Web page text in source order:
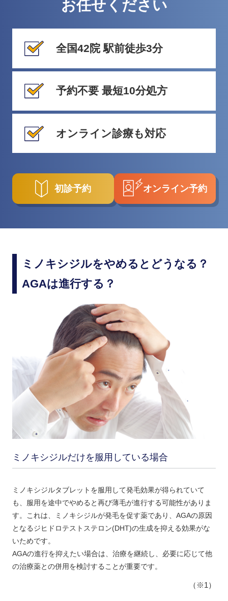
お任せください
全国42院 駅前徒歩3分
予約不要 最短10分処方
オンライン診療も対応
初診予約 オンライン予約
ミノキシジルをやめるとどうなる？
AGAは進行する？
ミノキシジルだけを服用している場合
ミノキシジルタブレットを服用して発毛効果が得られていて
も、服用を途中でやめると再び薄毛が進行する可能性がありま
す。これは、ミノキシジルが発毛を促す薬であり、AGAの原因
となるジヒドロテストステロン(DHT)の生成を抑える効果がな
いためです。
AGAの進行を抑えたい場合は、治療を継続し、必要に応じて他
の治療薬との併用を検討することが重要です。
（※1）